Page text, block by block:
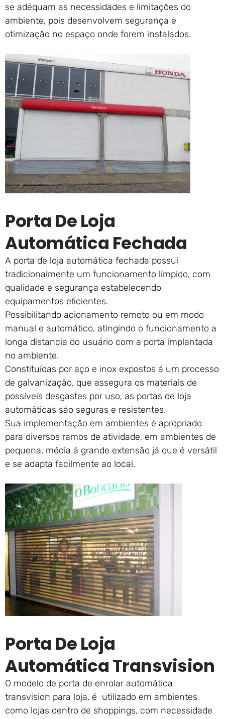
se adéquam as necessidades e limitações do
ambiente, pois desenvolvem segurança e
otimização no espaço onde forem instalados.
Porta De Loja
Automática Fechada
A porta de loja automática fechada possui
tradicionalmente um funcionamento límpido, com
qualidade e segurança estabelecendo
equipamentos eficientes.
Possibilitando acionamento remoto ou em modo
manual e automático, atingindo o funcionamento a
longa distancia do usuário com a porta implantada
no ambiente.
Constituídas por aço e inox expostos á um processo
de galvanização, que assegura os materiais de
possíveis desgastes por uso, as portas de loja
automáticas são seguras e resistentes.
Sua implementação em ambientes é apropriado
para diversos ramos de atividade, em ambientes de
pequena, média á grande extensão já que é versátil
e se adapta facilmente ao local.
Porta De Loja
Automática Transvision
O modelo de porta de enrolar automática
transvision para loja, é utilizado em ambientes
como lojas dentro de shoppings, com necessidade